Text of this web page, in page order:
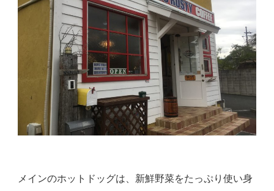
メインのホットドッグは、新鮮野菜をたっぷり使い身